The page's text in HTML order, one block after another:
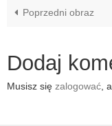
Poprzedni obraz
Dodaj
Musisz się zalogować ,